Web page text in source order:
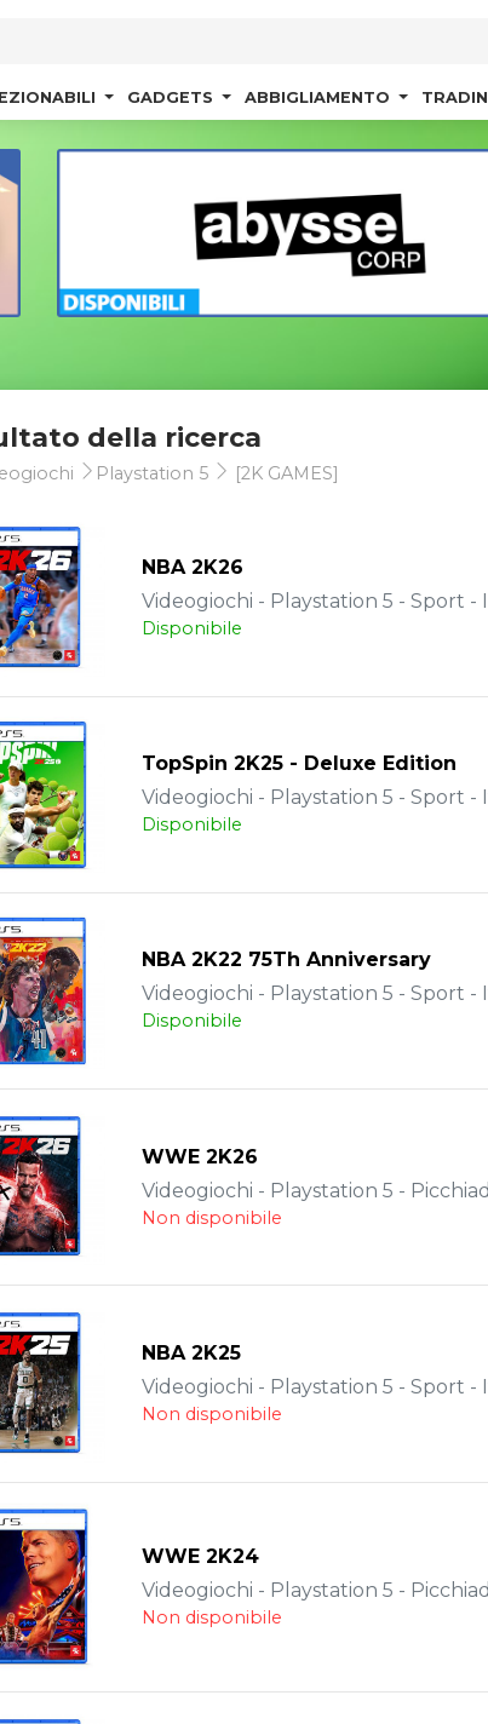
GADGETS ABBIGLIAMENTO
della ricerca
Playstation 5 [2K GAMES]
NBA 2K26
Videogiochi - Playstation 5 - Sport -
Disponibile
TopSpin 2K25 - Deluxe Edition
Videogiochi - Playstation 5 - Sport -
Disponibile
NBA 2K22 75Th Anniversary
Videogiochi - Playstation 5 - Sport -
Disponibile
WWE 2K26
Videogiochi - Playstation 5 -
Non disponibile
NBA 2K25
Videogiochi - Playstation 5 - Sport -
Non disponibile
WWE 2K24
Videogiochi - Playstation 5 -
Non disponibile